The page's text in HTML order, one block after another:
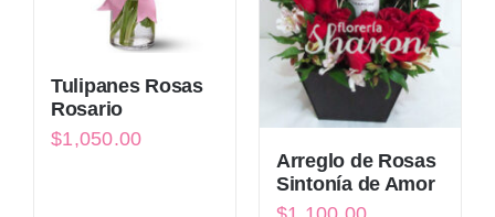
Tulipanes Rosas
Rosario
$1,050.00
Arreglo de Rosas
Sintonía de Amor